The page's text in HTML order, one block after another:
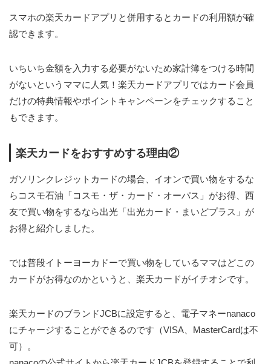
スマホの楽天カードアプリと併用するとカードの利用額が確
認できます。
いちいち金額を入力する必要がないため家計簿をつける時間
がないというママに人気！楽天カードアプリではカード会員
だけの特典情報やポイントキャンペーンをチェックすること
もできます。
楽天カードをおすすめする理由②
ガソリンクレジットカードの場合、イオンで買い物をするな
らコスモ石油「コスモ・ザ・カード・オーパス」がお得、西
友で買い物をするなら出光「出光カード・まいどプラス」が
お得と紹介しました。
では普段イトーヨーカドーで買い物をしているママはどこの
カードがお得なのかというと、楽天カードがイチオシです。
楽天カードのブランドJCBに設定すると、電子マネーnanaco
にチャージすることができるのです（VISA、MasterCardは不
可）。